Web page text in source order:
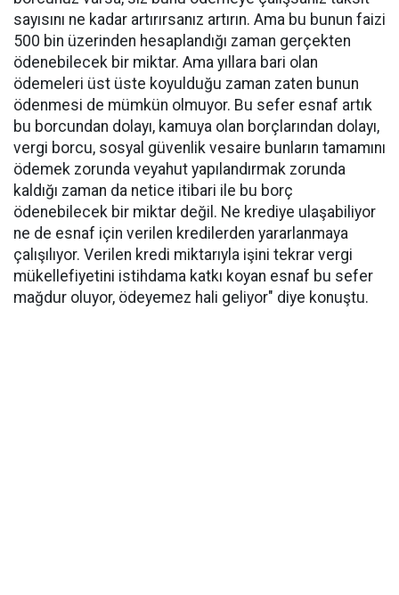
sayısını ne kadar artırırsanız artırın. Ama bu bunun faizi
500 bin üzerinden hesaplandığı zaman gerçekten
ödenebilecek bir miktar. Ama yıllara bari olan
ödemeleri üst üste koyulduğu zaman zaten bunun
ödenmesi de mümkün olmuyor. Bu sefer esnaf artık
bu borcundan dolayı, kamuya olan borçlarından dolayı,
vergi borcu, sosyal güvenlik vesaire bunların tamamını
ödemek zorunda veyahut yapılandırmak zorunda
kaldığı zaman da netice itibari ile bu borç
ödenebilecek bir miktar değil. Ne krediye ulaşabiliyor
ne de esnaf için verilen kredilerden yararlanmaya
çalışılıyor. Verilen kredi miktarıyla işini tekrar vergi
mükellefiyetini istihdama katkı koyan esnaf bu sefer
mağdur oluyor, ödeyemez hali geliyor" diye konuştu.